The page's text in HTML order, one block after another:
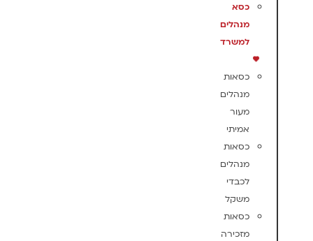
כסא
מנהלים
למשרד
כסאות
מנהלים
מעור
אמיתי
כסאות
מנהלים
לכבדי
משקל
כסאות
מזכירה